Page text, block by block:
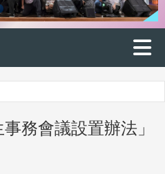
務會議設置辦法」